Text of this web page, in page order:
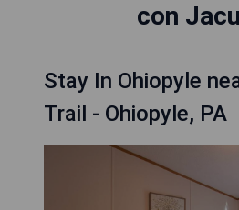
con
Stay In Ohiopyle
Trail - Ohiopyle, PA